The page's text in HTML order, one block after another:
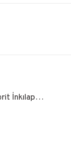
İnkılap